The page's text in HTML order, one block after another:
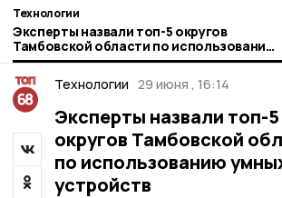
Технологии
Эксперты назвали топ-5 округов
Тамбовской области по использованию
умных устройств
Технологии 29 июня , 16:14
Эксперты назвали топ-5
округов Тамбовской
по использованию
устройств